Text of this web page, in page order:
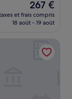
Le
nouveau
prix
de
267 €
267 €
et frais compris
18 août - 19 août